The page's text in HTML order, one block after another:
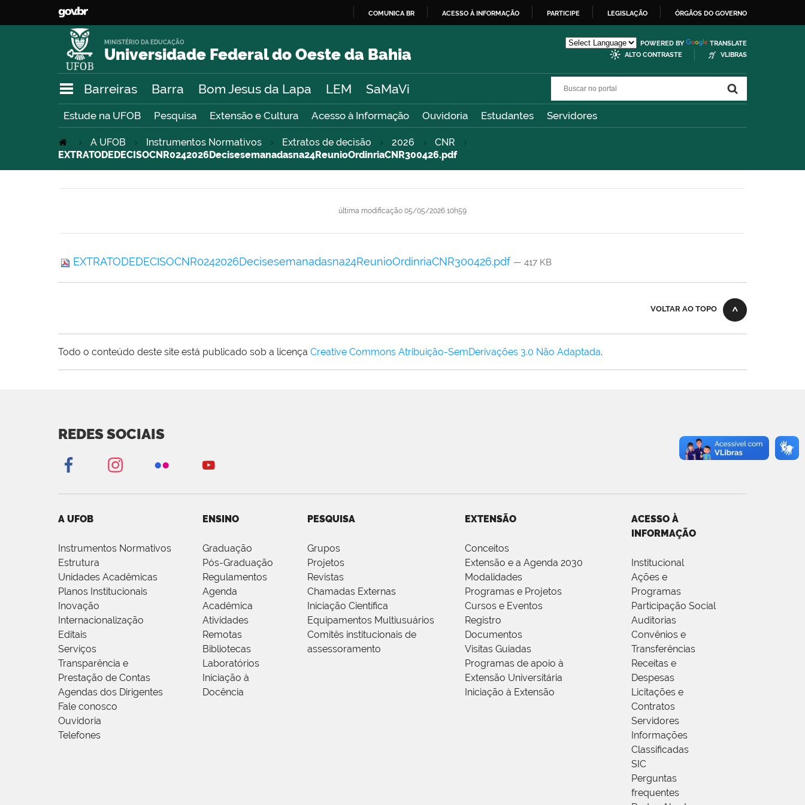
O
COMUNICA BR ACESSO À INFORMAÇÃO PARTICIPE LEGISLAÇÃO ÓRGÃOS DO GOVERNO
Universidade Federal do Oeste da Bahia
MINISTÉRIO DA EDUCAÇÃO POWERED BY
TRANSLATE
ALTO CONTRASTE
VLIBRAS
Barreiras Barra Bom Jesus da Lapa LEM SaMaVi
Estude na UFOB Pesquisa Extensão e Cultura Acesso à Informação Ouvidoria Estudantes Servidores
A UFOB Instrumentos Normativos Extratos de decisão 2026
CNR
EXTRATODEDECISOCNR0242026Decisesemanadasna24ReunioOrdinriaCNR300426.pdf
última modificação 05/05/2026 10h59
EXTRATODEDECISOCNR0242026Decisesemanadasna24ReunioOrdinriaCNR300426.pdf — 417 KB
VOLTAR AO TOPO
Todo o conteúdo deste site está publicado sob a licença Creative Commons Atribuição-SemDerivações 3.0 Não Adaptada.
REDES SOCIAIS
A UFOB
Instrumentos Normativos
Estrutura
Unidades Acadêmicas
Planos Institucionais
Inovação
Internacionalização
Editais
Serviços
Transparência e
Prestação de Contas
Agendas dos Dirigentes
Fale conosco
Ouvidoria
Telefones
ENSINO
Graduação
Pós-Graduação
Regulamentos
Agenda
Acadêmica
Atividades
Remotas
Bibliotecas
Laboratórios
Iniciação à
Docência
PESQUISA
Grupos
Projetos
Revistas
Chamadas Externas
Iniciação Científica
Equipamentos Multiusuários
Comitês institucionais de
assessoramento
EXTENSÃO
Conceitos
Extensão e a Agenda 2030
Modalidades
Programas e Projetos
Cursos e Eventos
Registro
Documentos
Visitas Guiadas
Programas de apoio à
Extensão Universitária
Iniciação à Extensão
ACESSO À
INFORMAÇÃO
Institucional
Ações e
Programas
Participação Social
Auditorias
Convênios e
Transferências
Receitas e
Despesas
Licitações e
Contratos
Servidores
Informações
Classificadas
SIC
Perguntas
frequentes